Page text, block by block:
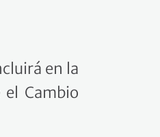
en la
el Cambio